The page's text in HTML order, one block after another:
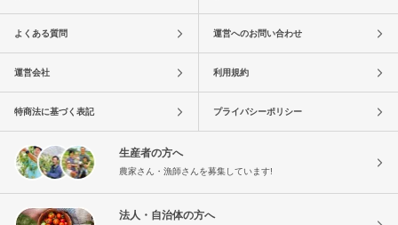
よくある質問 運営へのお問い合わせ
運営会社 利用規約
特商法に基づく表記 プライバシーポリシー
生産者の方へ
農家さん・漁師さんを募集しています!
法人・自治体の方へ